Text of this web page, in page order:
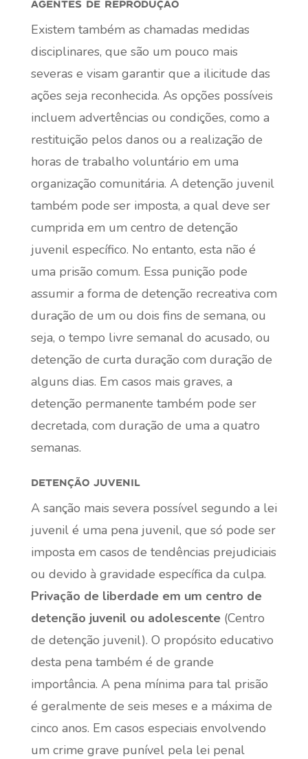
Existem também as chamadas medidas
disciplinares, que são um pouco mais
severas e visam garantir que a ilicitude das
ações seja reconhecida. As opções possíveis
incluem advertências ou condições, como a
restituição pelos danos ou a realização de
horas de trabalho voluntário em uma
organização comunitária. A detenção juvenil
também pode ser imposta, a qual deve ser
cumprida em um centro de detenção
juvenil específico. No entanto, esta não é
uma prisão comum. Essa punição pode
assumir a forma de detenção recreativa com
duração de um ou dois fins de semana, ou
seja, o tempo livre semanal do acusado, ou
detenção de curta duração com duração de
alguns dias. Em casos mais graves, a
detenção permanente também pode ser
decretada, com duração de uma a quatro
semanas.
detenção juvenil
A sanção mais severa possível segundo a lei
juvenil é uma pena juvenil, que só pode ser
imposta em casos de tendências prejudiciais
ou devido à gravidade específica da culpa.
Privação de liberdade em um centro de
detenção juvenil ou adolescente(Centro
de detenção juvenil). O propósito educativo
desta pena também é de grande
importância. A pena mínima para tal prisão
é geralmente de seis meses e a máxima de
cinco anos. Em casos especiais envolvendo
um crime grave punível pela lei penal